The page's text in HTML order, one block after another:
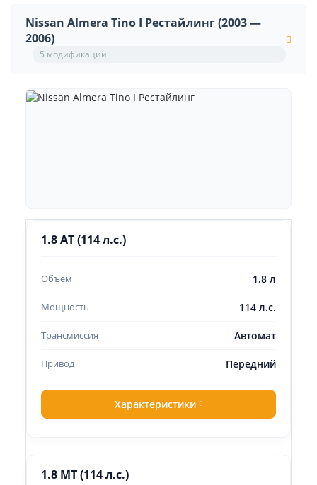
Nissan Almera Tino I Рестайлинг (2003 —
2006)
5 модификаций
1.8 AT (114 л.с.)
1.8 л
114 л.с.
Автомат
Передний
Характеристики
1.8 MT (114 л.с.)